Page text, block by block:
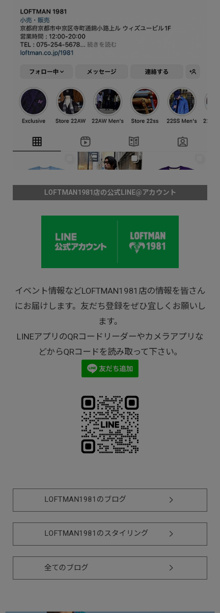
LOFTMAN1981店の公式LINE@アカウント
イベント情報などLOFTMAN1981店の情報を皆さん
にお届けします。友だち登録をぜひ宜しくお願いし
ます。
LINEアプリのQRコードリーダーやカメラアプリな
どからQRコードを読み取って下さい。
LOFTMAN1981のブログ
LOFTMAN1981のスタイリング
全てのブログ